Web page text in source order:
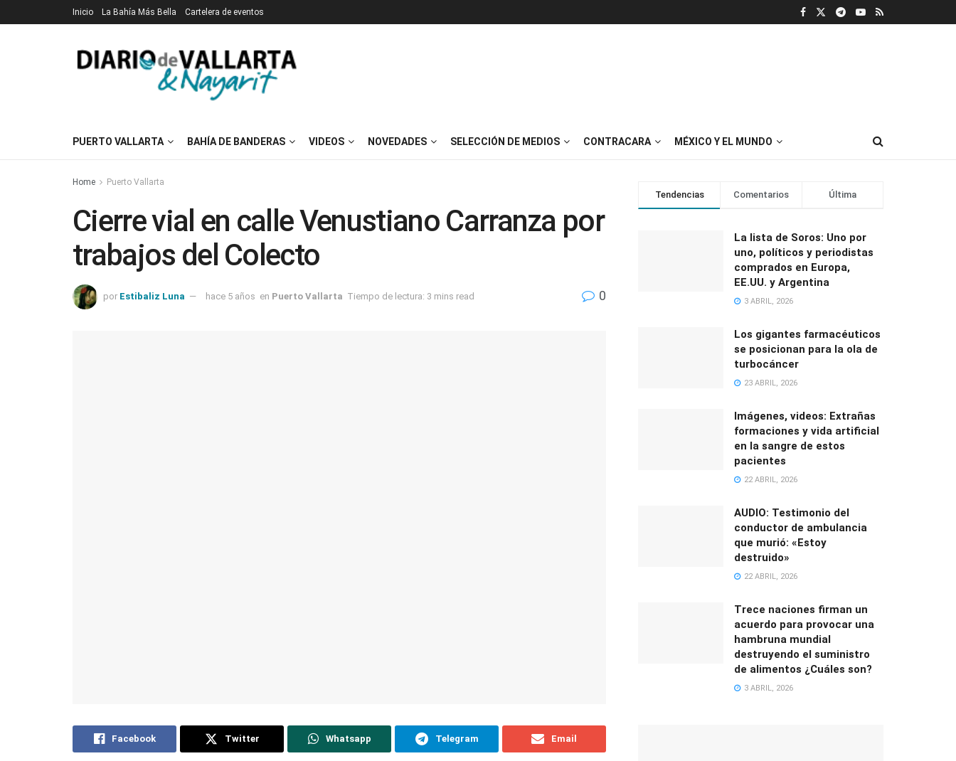
Inicio La Bahía Más Bella Cartelera de eventos
PUERTO VALLARTA BAHÍA DE BANDERAS VIDEOS NOVEDADES SELECCIÓN DE MEDIOS CONTRACARA MÉXICO Y EL MUNDO
Home Puerto Vallarta
Cierre vial en calle Venustiano Carranza por
trabajos del Colecto
por Estibaliz Luna hace 5 años en Puerto Vallarta Tiempo de lectura: 3 mins read 0
Facebook Twitter Whatsapp Telegram Email
Tendencias Comentarios Última
La lista de Soros: Uno por
uno, políticos y periodistas
comprados en Europa,
EE.UU. y Argentina
3 ABRIL, 2026
Los gigantes farmacéuticos
se posicionan para la ola de
turbocáncer
23 ABRIL, 2026
Imágenes, videos: Extrañas
formaciones y vida artificial
en la sangre de estos
pacientes
22 ABRIL, 2026
AUDIO: Testimonio del
conductor de ambulancia
que murió: «Estoy
destruido»
22 ABRIL, 2026
Trece naciones firman un
acuerdo para provocar una
hambruna mundial
destruyendo el suministro
de alimentos ¿Cuáles son?
3 ABRIL, 2026